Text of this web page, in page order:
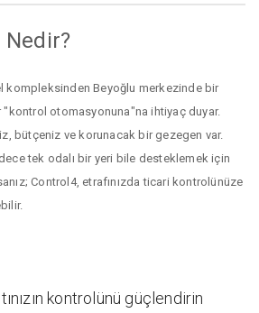
kompleksinden Beyoğlu merkezinde bir
otomasyonuna"na ihtiyaç duyar.
bütçeniz ve korunacak bir gezegen var.
tek odalı bir yeri bile desteklemek için
Control4, etrafınızda ticari kontrolünüze
kontrolünü güçlendirin